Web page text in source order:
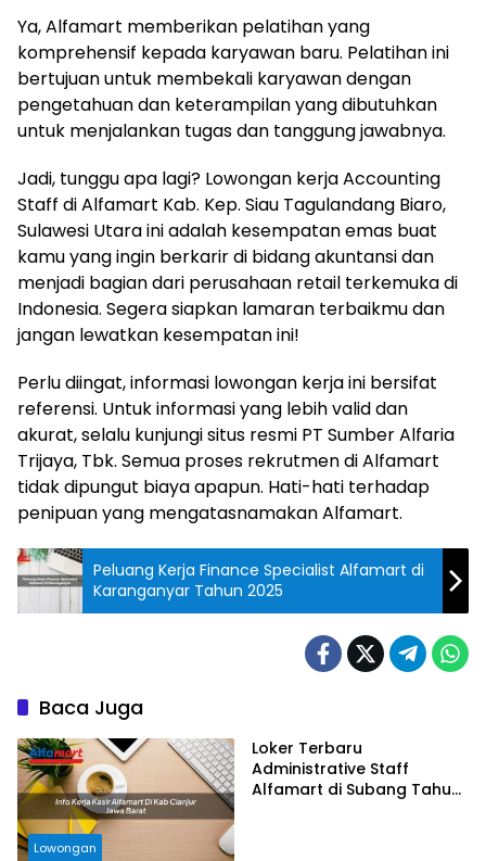
Ya, Alfamart memberikan pelatihan yang
komprehensif kepada karyawan baru. Pelatihan ini
bertujuan untuk membekali karyawan dengan
pengetahuan dan keterampilan yang dibutuhkan
untuk menjalankan tugas dan tanggung jawabnya.
Jadi, tunggu apa lagi? Lowongan kerja Accounting
Staff di Alfamart Kab. Kep. Siau Tagulandang Biaro,
Sulawesi Utara ini adalah kesempatan emas buat
kamu yang ingin berkarir di bidang akuntansi dan
menjadi bagian dari perusahaan retail terkemuka di
Indonesia. Segera siapkan lamaran terbaikmu dan
jangan lewatkan kesempatan ini!
Perlu diingat, informasi lowongan kerja ini bersifat
referensi. Untuk informasi yang lebih valid dan
akurat, selalu kunjungi situs resmi PT Sumber Alfaria
Trijaya, Tbk. Semua proses rekrutmen di Alfamart
tidak dipungut biaya apapun. Hati-hati terhadap
penipuan yang mengatasnamakan Alfamart.
Peluang Kerja Finance Specialist Alfamart di
Karanganyar Tahun 2025
Baca Juga
Lowongan
Loker Terbaru
Administrative Staff
Alfamart di Subang Tahun